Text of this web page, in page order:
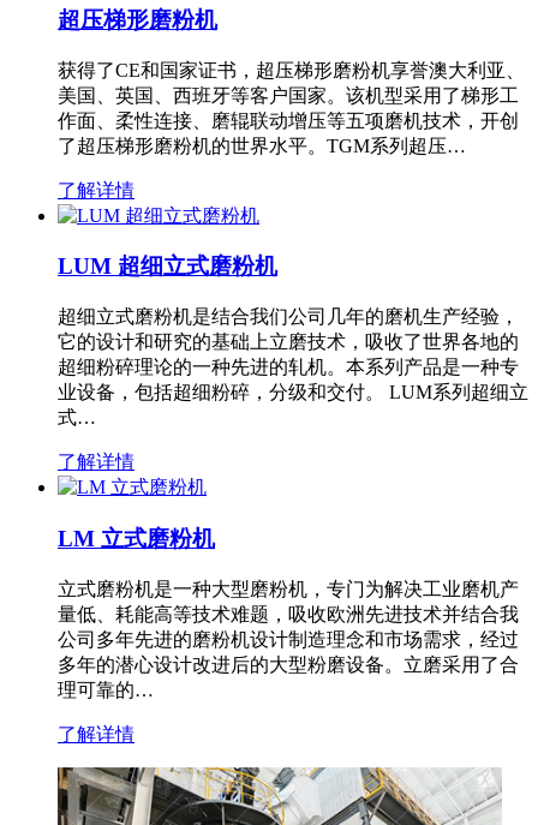
超压梯形磨粉机
获得了CE和国家证书，超压梯形磨粉机享誉澳大利亚、
美国、英国、西班牙等客户国家。该机型采用了梯形工
作面、柔性连接、磨辊联动增压等五项磨机技术，开创
了超压梯形磨粉机的世界水平。TGM系列超压…
了解详情
LUM 超细立式磨粉机
超细立式磨粉机是结合我们公司几年的磨机生产经验，
它的设计和研究的基础上立磨技术，吸收了世界各地的
超细粉碎理论的一种先进的轧机。本系列产品是一种专
业设备，包括超细粉碎，分级和交付。 LUM系列超细立
式…
了解详情
LM 立式磨粉机
立式磨粉机是一种大型磨粉机，专门为解决工业磨机产
量低、耗能高等技术难题，吸收欧洲先进技术并结合我
公司多年先进的磨粉机设计制造理念和市场需求，经过
多年的潜心设计改进后的大型粉磨设备。立磨采用了合
理可靠的…
了解详情